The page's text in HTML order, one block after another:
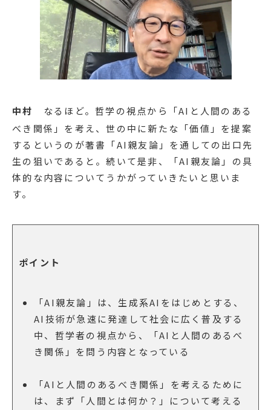
中村
なるほど。哲学の視点から「AIと人間のある
べき関係」を考え、世の中に新たな「価値」を提案
するというのが著書「AI親友論」を通しての出口先
生の狙いであると。続いて是非、「AI親友論」の具
体的な内容についてうかがっていきたいと思いま
す。
ポイント
「AI親友論」は、生成系AIをはじめとする、
AI技術が急速に発達して社会に広く普及する
中、哲学者の視点から、「AIと人間のあるべ
き関係」を問う内容となっている
「AIと人間のあるべき関係」を考えるために
は、まず「人間とは何か？」について考える